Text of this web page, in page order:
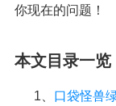
你现在的问题！
本文目录一览
1、 口袋怪兽